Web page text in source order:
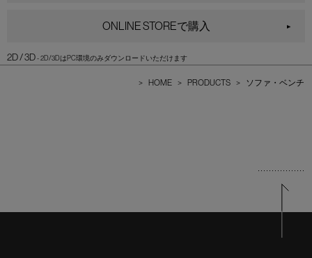
ONLINE STOREで購入
2D / 3D
> HOME > PRODUCTS > ソファ・ベンチ